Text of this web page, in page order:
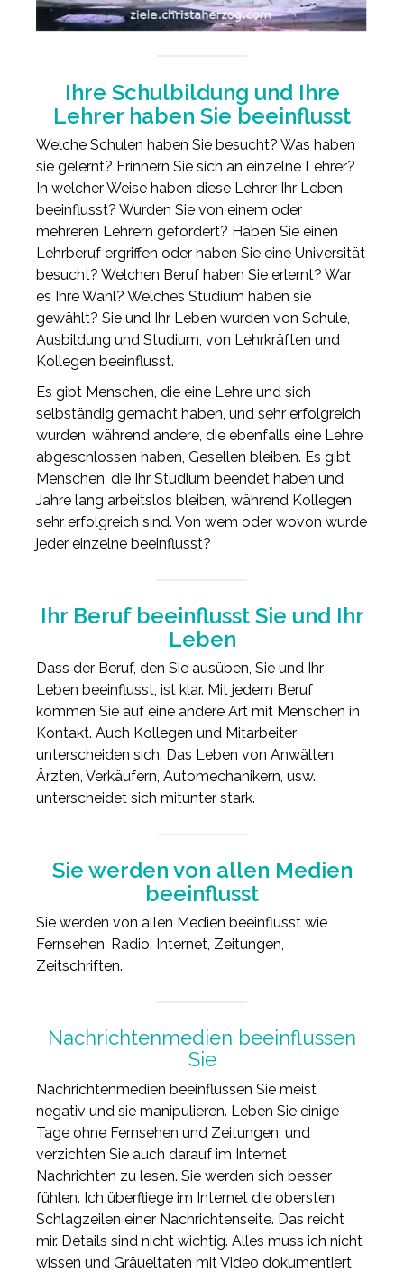
Ihre Schulbildung und Ihre
Lehrer haben Sie beeinflusst
Welche Schulen haben Sie besucht? Was haben
sie gelernt? Erinnern Sie sich an einzelne Lehrer?
In welcher Weise haben diese Lehrer Ihr Leben
beeinflusst? Wurden Sie von einem oder
mehreren Lehrern gefördert? Haben Sie einen
Lehrberuf ergriffen oder haben Sie eine Universität
besucht? Welchen Beruf haben Sie erlernt? War
es Ihre Wahl? Welches Studium haben sie
gewählt? Sie und Ihr Leben wurden von Schule,
Ausbildung und Studium, von Lehrkräften und
Kollegen beeinflusst.
Es gibt Menschen, die eine Lehre und sich
selbständig gemacht haben, und sehr erfolgreich
wurden, während andere, die ebenfalls eine Lehre
abgeschlossen haben, Gesellen bleiben. Es gibt
Menschen, die Ihr Studium beendet haben und
Jahre lang arbeitslos bleiben, während Kollegen
sehr erfolgreich sind. Von wem oder wovon wurde
jeder einzelne beeinflusst?
Ihr Beruf beeinflusst Sie und Ihr
Leben
Dass der Beruf, den Sie ausüben, Sie und Ihr
Leben beeinflusst, ist klar. Mit jedem Beruf
kommen Sie auf eine andere Art mit Menschen in
Kontakt. Auch Kollegen und Mitarbeiter
unterscheiden sich. Das Leben von Anwälten,
Ärzten, Verkäufern, Automechanikern, usw.,
unterscheidet sich mitunter stark.
Sie werden von allen Medien
beeinflusst
Sie werden von allen Medien beeinflusst wie
Fernsehen, Radio, Internet, Zeitungen,
Zeitschriften.
Nachrichtenmedien beeinflussen
Sie
Nachrichtenmedien beeinflussen Sie meist
negativ und sie manipulieren. Leben Sie einige
Tage ohne Fernsehen und Zeitungen, und
verzichten Sie auch darauf im Internet
Nachrichten zu lesen. Sie werden sich besser
fühlen. Ich überfliege im Internet die obersten
Schlagzeilen einer Nachrichtenseite. Das reicht
mir. Details sind nicht wichtig. Alles muss ich nicht
wissen und Gräueltaten mit Video dokumentiert